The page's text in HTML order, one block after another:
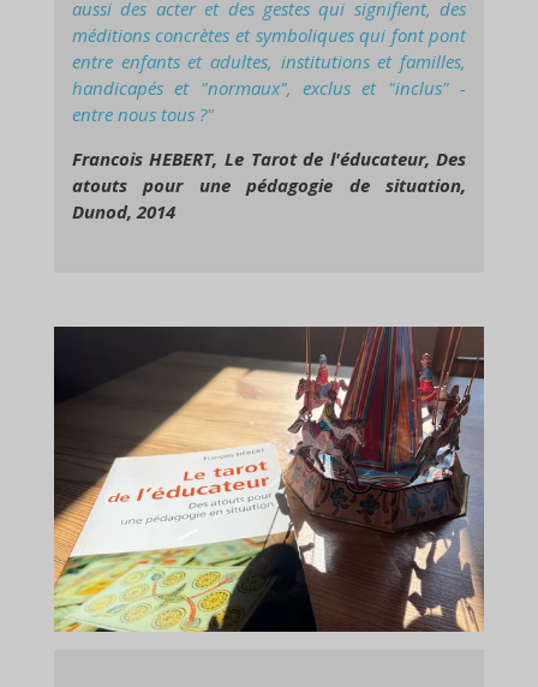
aussi des acter et des gestes qui signifient, des
méditions concrètes et symboliques qui font pont
entre enfants et adultes, institutions et familles,
handicapés et "normaux", exclus et "inclus" -
entre nous tous ?"
Francois HEBERT, Le Tarot de l'éducateur, Des
atouts pour une pédagogie de situation,
Dunod, 2014